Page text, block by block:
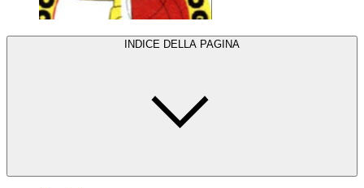
INDICE DELLA PAGINA